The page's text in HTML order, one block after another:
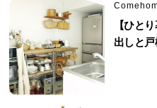
【ひと
出しと